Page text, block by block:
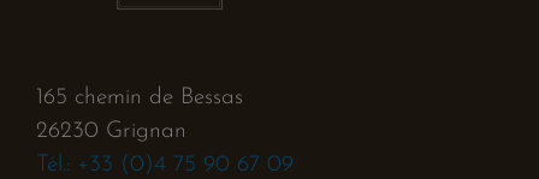
165 chemin de Bessas
26230 Grignan
Tél.: +33 (0)4 75 90 67 09